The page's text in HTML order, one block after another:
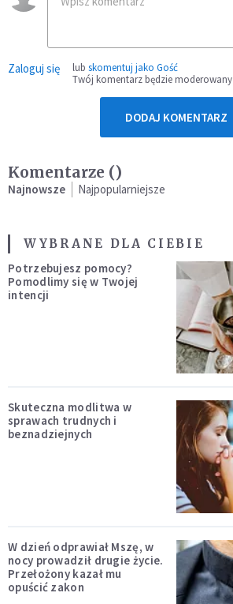
Zaloguj się lub skomentuj jako Gość
Twój komentarz będzie moderowany
DODAJ KOMENTARZ
Komentarze ()
Najnowsze Najpopularniejsze
WYBRANE DLA CIEBIE
Potrzebujesz pomocy?
Pomodlimy się w Twojej
intencji
Skuteczna modlitwa w
sprawach trudnych i
beznadziejnych
W dzień odprawiał Mszę, w
nocy prowadził drugie życie.
Przełożony kazał mu
opuścić zakon